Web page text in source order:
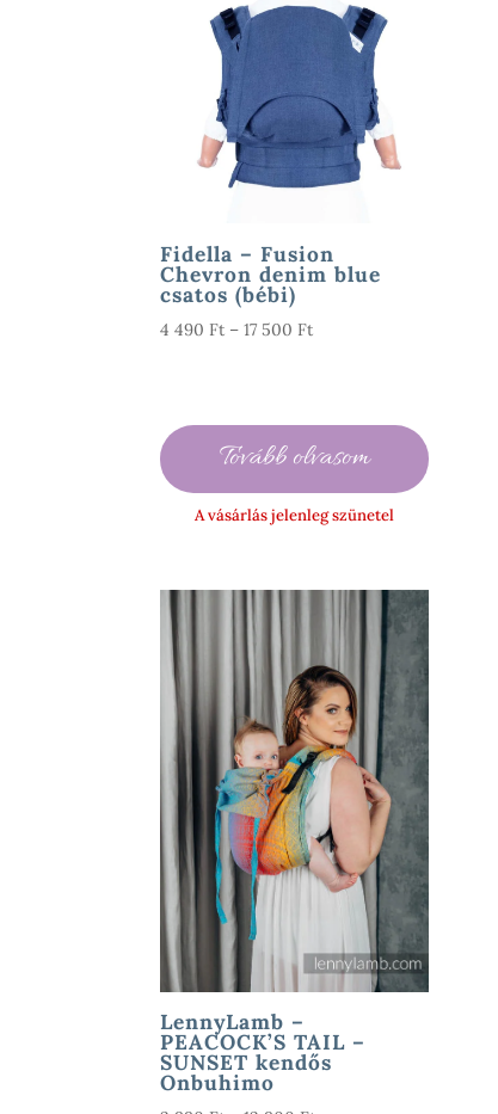
Fidella – Fusion
Chevron denim blue
csatos (bébi)
4 490 Ft – 17 500 FtÁrtartomány:
500 Ft
Tovább olvasom
A vásárlás jelenleg szünetel
LennyLamb –
PEACOCK’S TAIL –
SUNSET kendős
Onbuhimo